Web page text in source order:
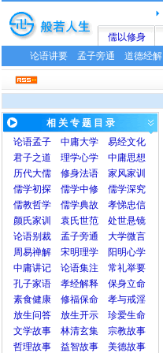
儒以修身
论语讲要
孟子旁通 道德经解
相 关 专 题 目 录
论语孟子 中庸大学
易经文化
君子之道
理学心学
中庸思想
历代大儒
修身法语
家风家训
儒学初探
儒学中修
儒学深究
儒教哲学
儒学典故
孝悌忠信
颜氏家训
袁氏世范
处世悬镜
论语别裁
孟子旁通
大学微言
周易禅解
宋明理学
阳明心学
中庸讲记
论语集注
常礼举要
孔子家语
孝经解释
保身立命
素食健康
修福保命
孝与戒淫
放生问答
放生开示
珍爱生命
文学故事
林清玄集
宗教故事
哲理故事
益智故事
美德故事